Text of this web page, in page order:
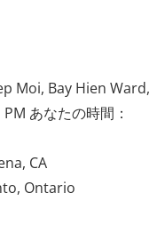
Moi, Bay Hien Ward,
PM あなたの時間：
CA
Ontario